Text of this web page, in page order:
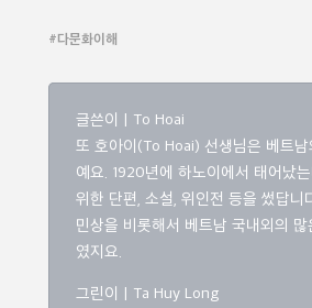
#다문화이해
글쓴이 | To Hoai
또 호아이(To Hoai) 선생님은 베트
예요. 1920년에 하노이에서 태어났
위한 단편, 소설, 위인전 등을 썼답니
민상을 비롯해서 베트남 국내외의
였지요.
그린이 | Ta Huy Long